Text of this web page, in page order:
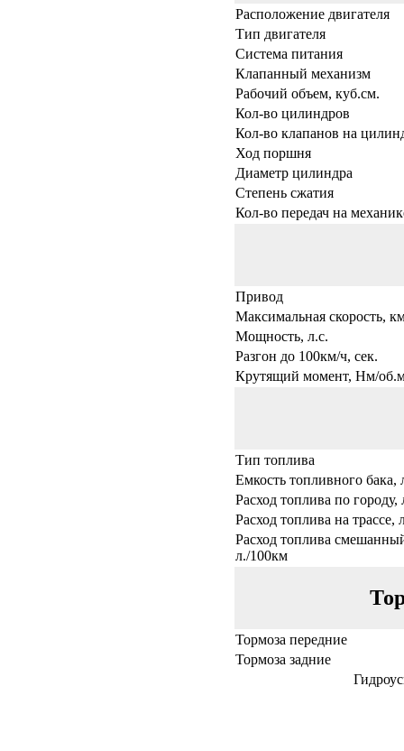
Расположение двигателя
Тип двигателя
Система питания
Клапанный механизм
Рабочий объем, куб.см.
Кол-во цилиндров
Кол-во клапанов на
Ход поршня
Диаметр цилиндра
Степень сжатия
Кол-во передач на
Привод
Максимальная скорость,
Мощность, л.с.
Разгон до 100км/ч, сек.
Крутящий момент, Нм/
Тип топлива
Емкость топливного бака,
Расход топлива по городу,
Расход топлива на трассе,
Расход топлива
л./100км
Тормоза передние
Тормоза задние